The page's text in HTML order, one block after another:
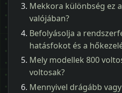
Mekkora különbség ez
valójában?
Befolyásolja a
hatásfokot és a
Mely modellek 800
voltosak?
Mennyivel drágább